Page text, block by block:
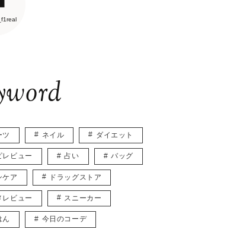
ツ ネイル ダイエット
レビュー 占い バッグ
ケア ドラッグストア
レビュー スニーカー
ん 今日のコーデ